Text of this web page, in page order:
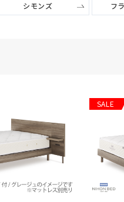
シモンズ フ
SALE